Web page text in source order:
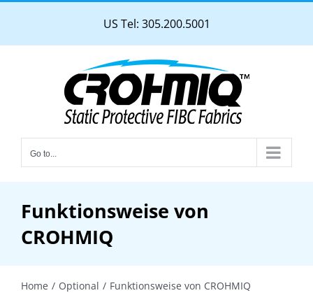
content
US Tel: 305.200.5001
Go to...
Funktionsweise von
CROHMIQ
Home Optional Funktionsweise von CROHMIQ